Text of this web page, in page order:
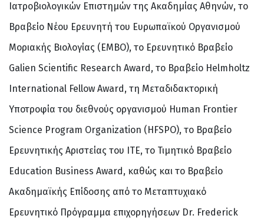
Ιατροβιολογικών Επιστημών της Ακαδημίας Αθηνών, το
Βραβείο Νέου Ερευνητή του Ευρωπαϊκού Οργανισμού
Μοριακής Βιολογίας (EMBO), το Ερευνητικό Βραβείο
Galien Scientific Research Award, το Βραβείο Helmholtz
International Fellow Award, τη Μεταδιδακτορική
Υποτροφία του διεθνούς οργανισμού Human Frontier
Science Program Organization (HFSPO), το Βραβείο
Ερευνητικής Αριστείας του ΙΤΕ, το Τιμητικό Βραβείο
Education Business Award, καθώς και το Βραβείο
Ακαδημαϊκής Επίδοσης από το Μεταπτυχιακό
Ερευνητικό Πρόγραμμα επιχορηγήσεων Dr. Frederick